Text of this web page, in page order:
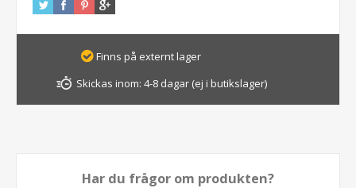
Finns på externt lager
Skickas inom: 4-8 dagar (ej i butikslager)
Har du frågor om produkten?